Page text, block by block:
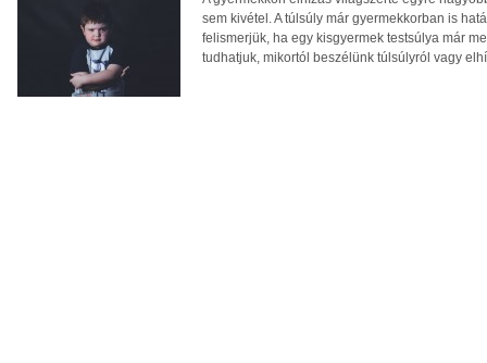
sem kivétel. A túlsúly már gyermekkorban is
felismerjük, ha egy kisgyermek testsúlya már
tudhatjuk, mikortól beszélünk túlsúlyról vagy